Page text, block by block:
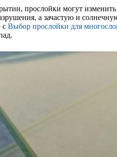
прослойки могут изменить
а зачастую и
с Выбор прослойки для